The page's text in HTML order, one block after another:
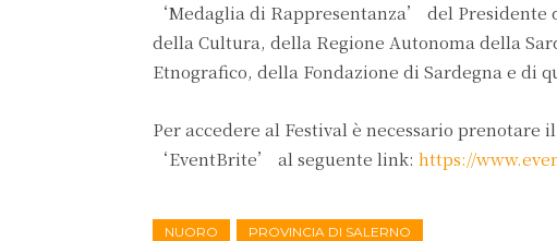
‘Medaglia di Rappresentanza’ del
della Cultura, della Regione Autonoma della
Etnografico, della Fondazione di Sardegna e di
Per accedere al Festival è necessario
‘EventBrite’ al seguente link: https://
NUORO PROVINCIA DI SALERNO